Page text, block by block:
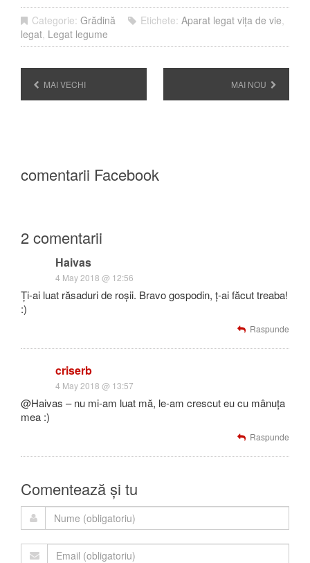
Categorie: Grădină Etichete: Aparat legat vița de vie,
legat, Legat legume
MAI VECHI MAI NOU
comentarii Facebook
2 comentarii
Haivas
4 May 2018 @ 12:56
Ți-ai luat răsaduri de roșii. Bravo gospodin, ț-ai făcut treaba!
:)
Raspunde
criserb
4 May 2018 @ 13:57
@Haivas – nu mi-am luat mă, le-am crescut eu cu mânuța
mea :)
Raspunde
Comentează și tu